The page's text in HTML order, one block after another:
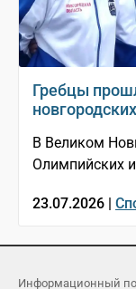
Гребцы
В Великом
Олимпийских
23.07.2026 |
Информационный